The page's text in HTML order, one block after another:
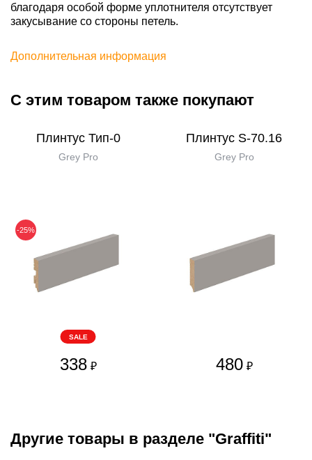
благодаря особой форме уплотнителя отсутствует
закусывание со стороны петель.
Дополнительная информация
С этим товаром также покупают
Плинтус Тип-0
Grey Pro
-25%
SALE
338 ₽
Плинтус S-70.16
Grey Pro
480 ₽
Другие товары в разделе "Graffiti"